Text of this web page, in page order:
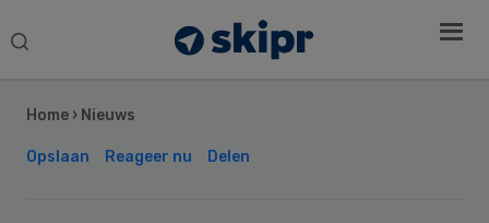
Search
Home › Nieuws
Opslaan Reageer nu Delen
Sidebar